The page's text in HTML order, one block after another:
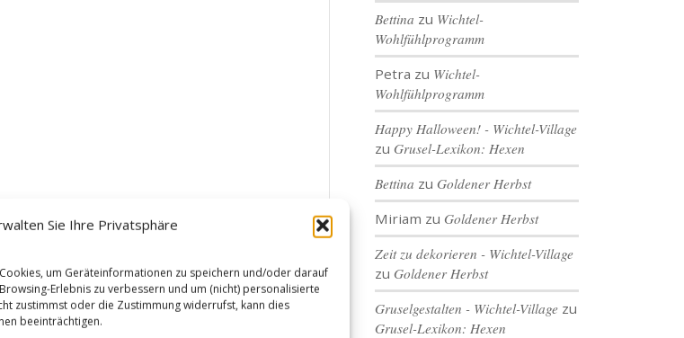
Sie Ihre Privatsphäre
um Geräteinformationen zu speichern und/oder darauf
Erlebnis zu verbessern und um (nicht) personalisierte
zustimmst oder die Zustimmung widerrufst, kann dies
beeinträchtigen.
Bettina zu Wichtel-
Wohlfühlprogramm
Petra zu Wichtel-
Wohlfühlprogramm
Happy Halloween! - Wichtel-Village
zuGrusel-Lexikon: Hexen
Bettina zuGoldener Herbst
Miriam zuGoldener Herbst
Zeit zu dekorieren - Wichtel-Village
zuGoldener Herbst
Gruselgestalten - Wichtel-Village zu
Grusel-Lexikon: Hexen